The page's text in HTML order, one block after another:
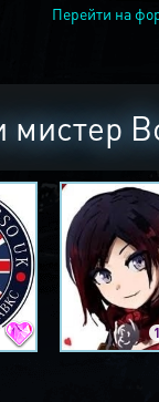
Перейти на
мистер